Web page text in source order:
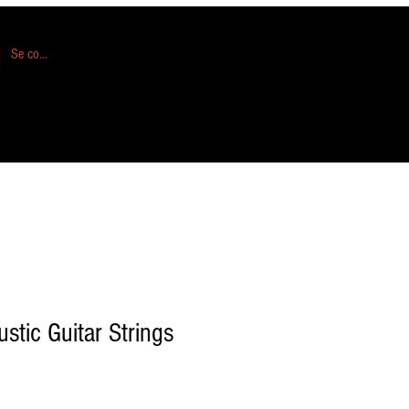
Se connecter
Guitar Strings